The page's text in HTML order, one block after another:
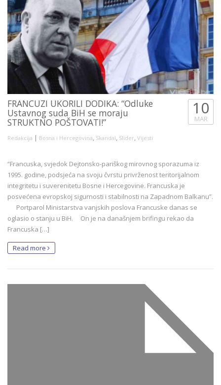
FRANCUZI UKORILI DODIKA: “Odluke
Ustavnog suda BiH se moraju
STRUKTNO POŠTOVATI!”
Redakcija | Bosna i Hercegovina, Skandal, Slider, Vijesti
10
MAR
“Francuska, svjedok Dejtonsko-pariškog mirovnog sporazuma iz
1995. godine, podsjeća na svoju čvrstu privrženost teritorijalnom
integritetu i suverenitetu Bosne i Hercegovine. Francuska je
posvećena evropskoj sigurnosti i stabilnosti na Zapadnom Balkanu”.
Portparol Ministarstva vanjskih poslova Francuske danas se
oglasio o stanju u BiH. On je na današnjem brifingu rekao da
Francuska […]
Read more